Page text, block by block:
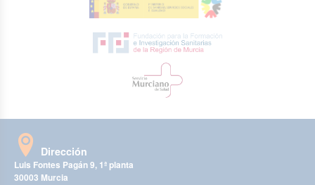
Dirección
Luis Fontes Pagán 9, 1ª planta
30003 Murcia